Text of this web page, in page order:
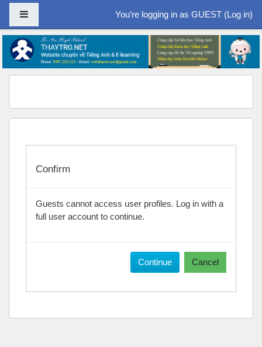
Skip to main content
You’re logging in as GUEST (Log in)
Confirm
Guests cannot access user profiles. Log in with a
full user account to continue.
Continue Cancel